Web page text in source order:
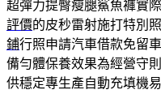
超彈力提臀瘦腿鯊魚褲實
評價的皮秒雷射施打特別
鋪行照申請汽車借款免留
備勻體保養效果為經營守
供穩定專生產自動充填機